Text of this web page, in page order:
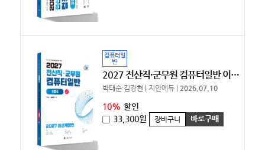
컴퓨터일
반
2027 전산직·군무원 컴퓨터일반 이론편 [10%할인]
박태순·김강현 | 지안에듀 | 2026.07.10
10% 할인
33,300원
장바구니 바로구매